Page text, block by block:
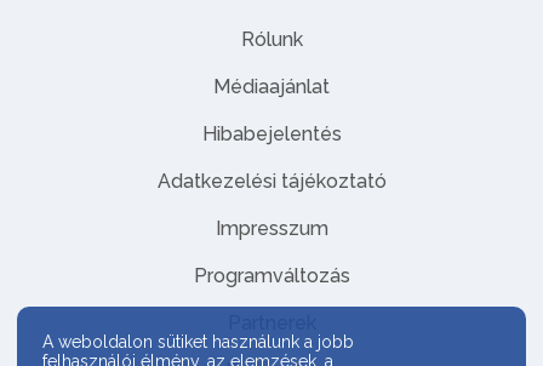
Rólunk
Médiaajánlat
Hibabejelentés
Adatkezelési tájékoztató
Impresszum
Programváltozás
A weboldalon sütiket használunk a jobb
felhasználói élmény, az elemzések, a